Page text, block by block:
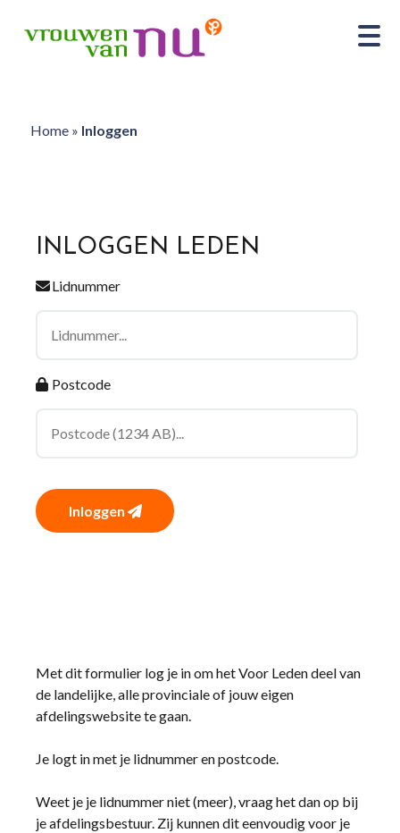
Home» Inloggen
INLOGGEN LEDEN
Lidnummer
Postcode
Inloggen
Met dit formulier log je in om het Voor Leden deel van
de landelijke, alle provinciale of jouw eigen
afdelingswebsite te gaan.
Je logt in met je lidnummer en postcode.
Weet je je lidnummer niet (meer), vraag het dan op bij
je afdelingsbestuur. Zij kunnen dit eenvoudig voor je